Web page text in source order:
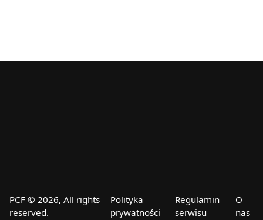
PCF © 2026, All rights
reserved.
Polityka
prywatności
Regulamin
serwisu
O
nas